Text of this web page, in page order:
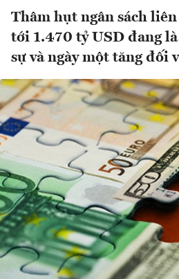
Thâm hụt ngân sách
tới 1.470 tỷ USD đang
sự và ngày một tăng đối